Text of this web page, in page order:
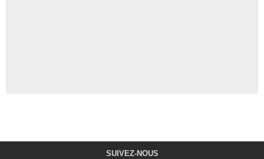
SUIVEZ-NOUS